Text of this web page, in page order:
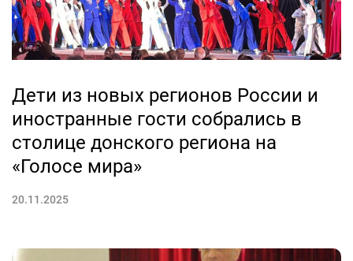
Дети из новых регионов России и
иностранные гости собрались в
столице донского региона на
«Голосе мира»
20.11.2025